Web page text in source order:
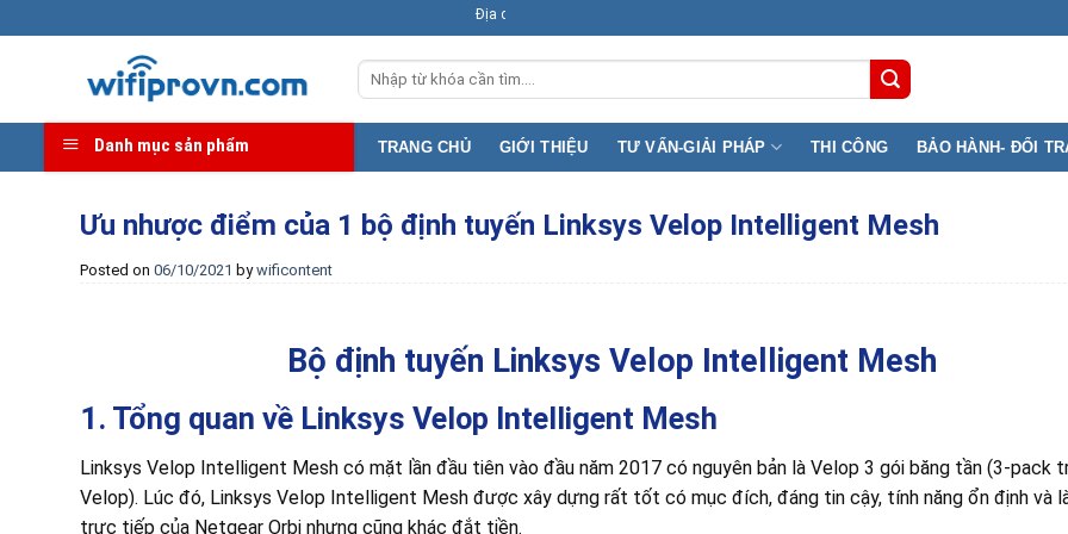
to
Địa chỉ kho: 369B Lê Đai Hành, Phường Phú Thọ ( F11, Q11) TP.HCM
Tìm
kiếm:
Danh mục sản phẩm TRANG CHỦ GIỚI THIỆU TƯ VẤN-GIẢI PHÁP THI CÔNG BẢO HÀNH- ĐỔI
Ưu nhược điểm của 1 bộ định tuyến Linksys Velop Intelligent Mesh
Posted on 06/10/2021 bywificontent
Bộ định tuyến Linksys Velop Intelligent Mesh
1. Tổng quan về Linksys Velop Intelligent Mesh
Linksys Velop Intelligent Mesh có mặt lần đầu tiên vào đầu năm 2017 có nguyên bản là Velop 3 gói băng tần (3-pack
Velop). Lúc đó, Linksys Velop Intelligent Mesh được xây dựng rất tốt có mục đích, đáng tin cậy, tính năng ổn định và
trực tiếp của Netgear Orbi nhưng cũng khác đắt tiền.